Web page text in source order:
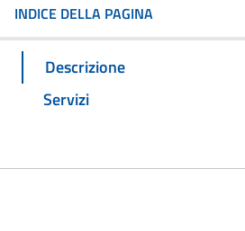
INDICE DELLA PAGINA
Descrizione
Servizi